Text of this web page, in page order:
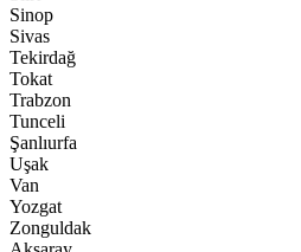
Sinop
Sivas
Tekirdağ
Tokat
Trabzon
Tunceli
Şanlıurfa
Uşak
Van
Yozgat
Zonguldak